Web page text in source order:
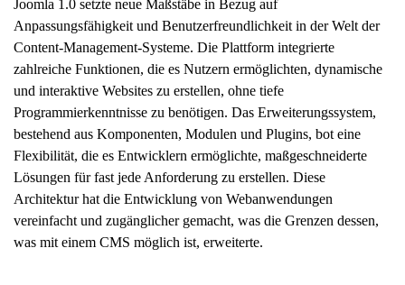
Joomla 1.0 setzte neue Maßstäbe in Bezug auf
Anpassungsfähigkeit und Benutzerfreundlichkeit in der Welt der
Content-Management-Systeme. Die Plattform integrierte
zahlreiche Funktionen, die es Nutzern ermöglichten, dynamische
und interaktive Websites zu erstellen, ohne tiefe
Programmierkenntnisse zu benötigen. Das Erweiterungssystem,
bestehend aus Komponenten, Modulen und Plugins, bot eine
Flexibilität, die es Entwicklern ermöglichte, maßgeschneiderte
Lösungen für fast jede Anforderung zu erstellen. Diese
Architektur hat die Entwicklung von Webanwendungen
vereinfacht und zugänglicher gemacht, was die Grenzen dessen,
was mit einem CMS möglich ist, erweiterte.